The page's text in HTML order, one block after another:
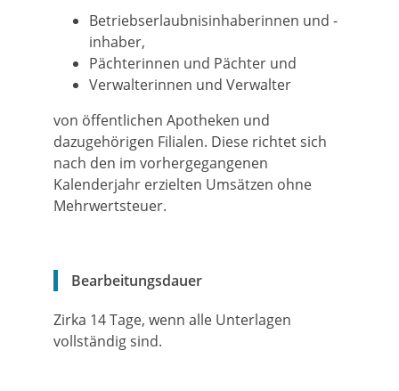
Betriebserlaubnisinhaberinnen und -
inhaber,
Pächterinnen und Pächter und
Verwalterinnen und Verwalter
von öffentlichen Apotheken und
dazugehörigen Filialen. Diese richtet sich
nach den im vorhergegangenen
Kalenderjahr erzielten Umsätzen ohne
Mehrwertsteuer.
Bearbeitungsdauer
Zirka 14 Tage, wenn alle Unterlagen
vollständig sind.